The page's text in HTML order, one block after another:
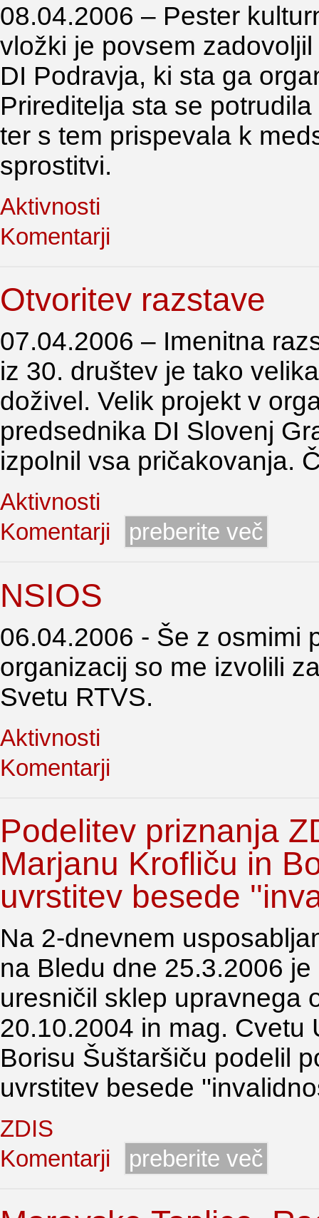
08.04.2006 – Pester
vložki je povsem
DI Podravja, ki sta ga
Prireditelja sta se
ter s tem prispevala k
sprostitvi.
Aktivnosti
Komentarji
Otvoritev razstave
07.04.2006 – Imenitna
iz 30. društev je tako
doživel. Velik projekt v
predsednika DI Slovenj
izpolnil vsa pričakovanja.
Aktivnosti
Komentarji
preberite več
NSIOS
06.04.2006 - Še z osmimi
organizacij so me izvolili
Svetu RTVS.
Aktivnosti
Komentarji
Podelitev priznanja
Marjanu Krofliču in
uvrstitev besede
Na 2-dnevnem
na Bledu dne 25.3.2006
uresničil sklep upravnega
20.10.2004 in mag. Cvetu
Borisu Šuštaršiču podelil
uvrstitev besede
ZDIS
Komentarji
preberite več